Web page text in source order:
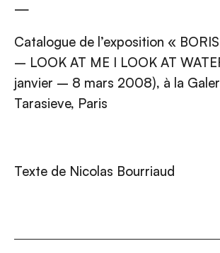
—
Catalogue de l’exposition «
– LOOK AT ME I LOOK AT
janvier – 8 mars 2008), à la
Tarasieve, Paris
Texte de Nicolas Bourriaud